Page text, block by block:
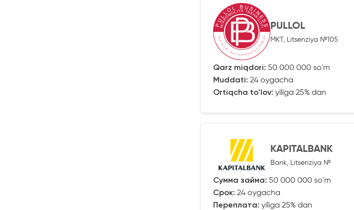
PULLOL
MKT, Litsenziya №105
Qarz miqdori: 50 000 000 so'm
Muddati: 24 oygacha
Ortiqcha to'lov: yiliga 25% dan
KAPITALBANK
Bank, Litsenziya №
Сумма займа: 50 000 000 so'm
Срок: 24 oygacha
Переплата: yiliga 25% dan